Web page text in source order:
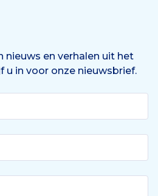
nieuws en verhalen uit het
u in voor onze nieuwsbrief.